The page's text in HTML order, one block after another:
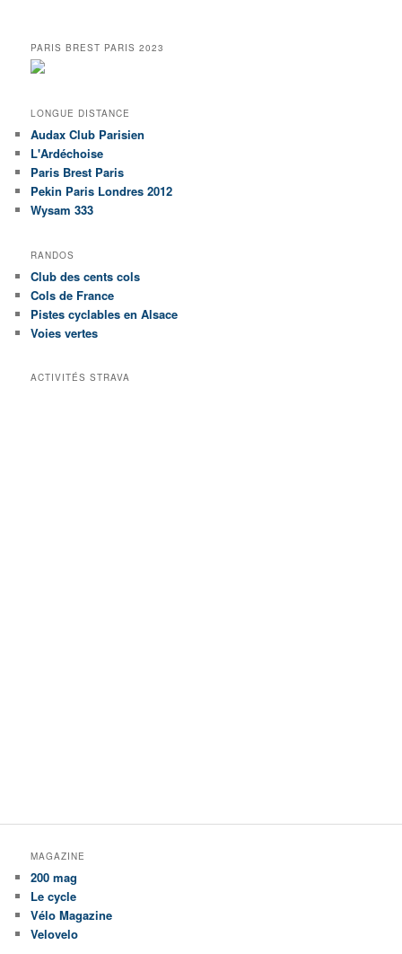
PARIS BREST PARIS 2023
LONGUE DISTANCE
Audax Club Parisien
L'Ardéchoise
Paris Brest Paris
Pekin Paris Londres 2012
Wysam 333
RANDOS
Club des cents cols
Cols de France
Pistes cyclables en Alsace
Voies vertes
ACTIVITÉS STRAVA
MAGAZINE
200 mag
Le cycle
Vélo Magazine
Velovelo